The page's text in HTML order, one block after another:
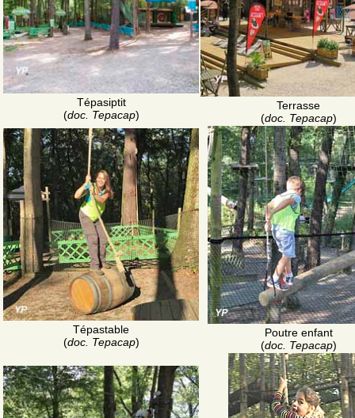
Tépasiptit
(doc. Tepacap)
Terrasse
(doc. Tepacap)
Tépastable
(doc. Tepacap)
Poutre enfant
(doc. Tepacap)